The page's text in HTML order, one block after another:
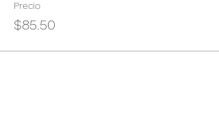
Precio
$85.50